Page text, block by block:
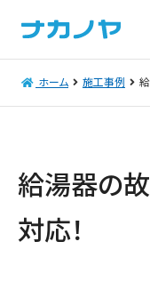
ホーム 施工事例
給湯器の
対応！